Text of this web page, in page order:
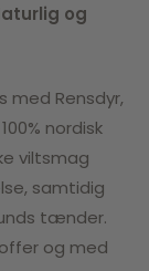
og
med Rensdyr,
nordisk
viltsmag
samtidig
tænder.
og med